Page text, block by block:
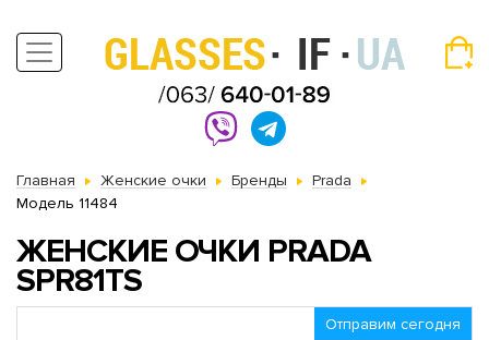
Главная Женские очки Бренды
Prada
Модель 11484
ЖЕНСКИЕ ОЧКИ PRADA
SPR81TS
Отправим сегодня